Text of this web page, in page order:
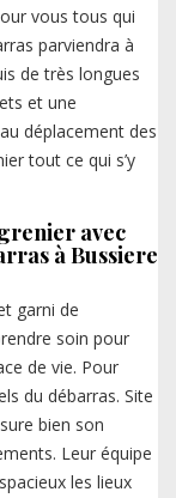
vous tous qui
parviendra à
de très longues
et une
déplacement des
tout ce qui s’y
avec
à Bussiere
garni de
soin pour
de vie. Pour
du débarras. Site
bien son
Leur équipe
les lieux